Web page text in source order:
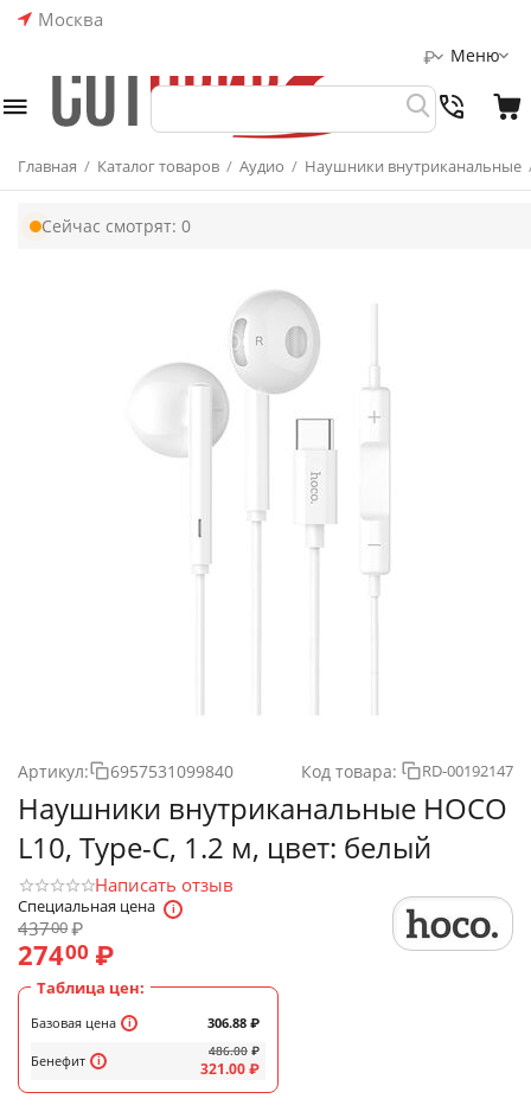
Москва
Меню
₽
Главная / Каталог товаров / Аудио / Наушники внутриканальные
Сейчас смотрят: 0
Артикул: 6957531099840 Код товара: RD-00192147
Наушники внутриканальные HOCO
L10, Type-C, 1.2 м, цвет: белый
Написать отзыв
Специальная цена
43700₽
27400 ₽
Таблица цен:
Базовая цена
Бенефит
306.88 ₽
486.00 ₽
321.00₽